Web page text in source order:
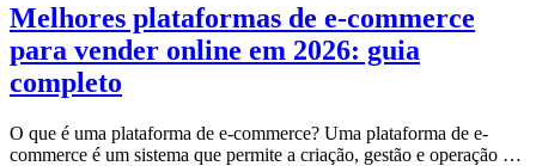
Melhores plataformas de e-commerce
para vender online em 2026: guia
completo
O que é uma plataforma de e-commerce? Uma plataforma de e-
commerce é um sistema que permite a criação, gestão e operação de